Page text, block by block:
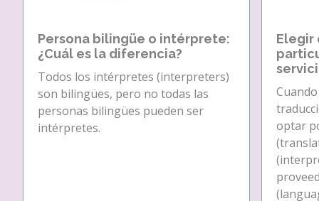
Persona bilingüe o intérprete:
¿Cuál es la diferencia?
Todos los intérpretes (interpreters)
son bilingües, pero no todas las
personas bilingües pueden ser
intérpretes.
Elegir
optar